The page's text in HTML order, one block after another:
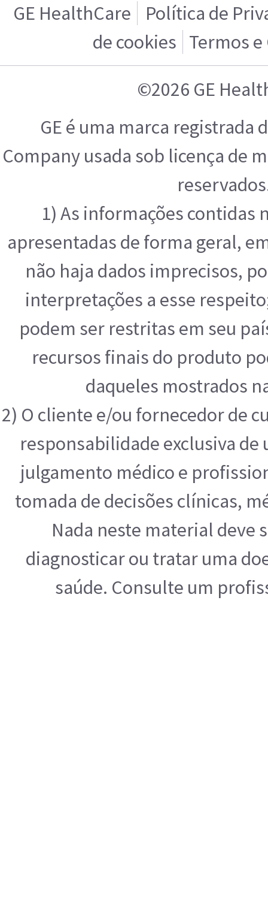
GE HealthCare
Política de
de cookies Termos
©2026 GE
GE é uma marca registrada
Company usada sob licença de
1) As informações contidas
apresentadas de forma geral,
não haja dados imprecisos,
interpretações a esse
podem ser restritas em seu
recursos finais do produto
daqueles mostrados
2) O cliente e/ou fornecedor de
responsabilidade exclusiva
julgamento médico e
tomada de decisões clínicas,
Nada neste material deve
diagnosticar ou tratar uma
saúde. Consulte um